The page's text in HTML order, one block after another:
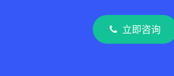
立即咨询